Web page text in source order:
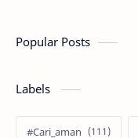
Popular Posts
Labels
#Cari_aman